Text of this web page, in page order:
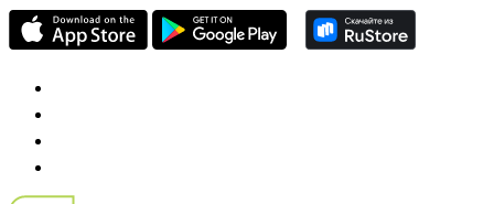
проект о российском рынке M&A
Preqveca.ru